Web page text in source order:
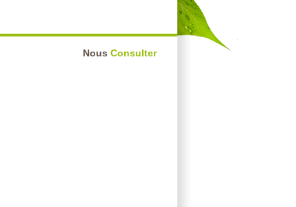
Nous Consulter